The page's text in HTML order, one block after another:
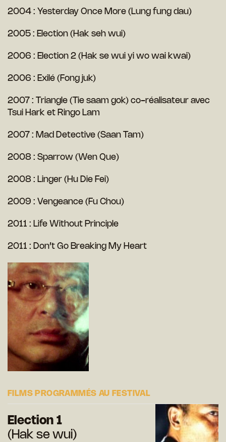
2004 : Yesterday Once More (Lung fung dau)
2005 : Election (Hak seh wui)
2006 : Election 2 (Hak se wui yi wo wai kwai)
2006 : Exilé (Fong juk)
2007 : Triangle (Tie saam gok) co-réalisateur avec
Tsui Hark et Ringo Lam
2007 : Mad Detective (Saan Tam)
2008 : Sparrow (Wen Que)
2008 : Linger (Hu Die Fei)
2009 : Vengeance (Fu Chou)
2011 : Life Without Principle
2011 : Don’t Go Breaking My Heart
FILMS PROGRAMMÉS AU FESTIVAL
Election 1
(Hak se wui)